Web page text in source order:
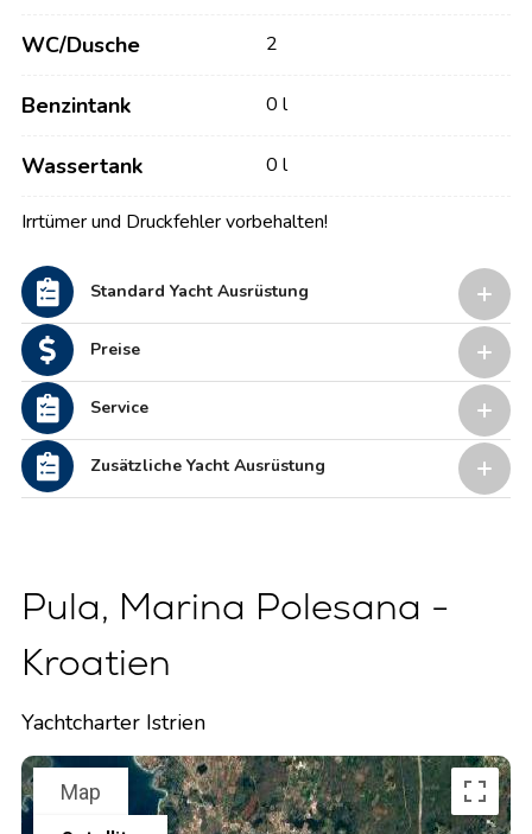
WC/Dusche 2
Benzintank 0 l
Wassertank 0 l
Irrtümer und Druckfehler vorbehalten!
Standard Yacht Ausrüstung
Preise
Service
Zusätzliche Yacht Ausrüstung
Pula, Marina Polesana -
Kroatien
Yachtcharter Istrien
Map